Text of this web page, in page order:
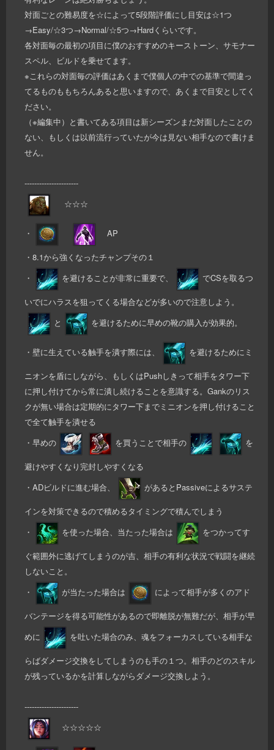
対面ごとの難易度を☆によって5段階評価にし目安は☆1つ
→Easy/☆3つ→Normal/☆5つ→Hardくらいです。
各対面毎の最初の項目に僕のおすすめのキーストーン、サモナー
スペル、ビルドを乗せてます。
※これらの対面毎の評価はあくまで僕個人の中での基準で間違っ
てるものももちろんあると思いますので、あくまで目安としてく
ださい。
（※編集中）と書いてある項目は新シーズンまだ対面したことの
ない、もしくは以前流行っていたが今は見ない相手なので書けま
せん。
----------------------
☆☆☆
・ AP
・8.1から強くなったチャンプその１
・
を避けることが非常に重要で、 でCSを取るつ
いでにハラスを狙ってくる場合などが多いので注意しよう。
と
を避けるために早めの靴の購入が効果的。
・壁に生えている触手を潰す際には、 を避けるためにミ
ニオンを盾にしながら、もしくはPushしきって相手をタワー下
に押し付けてから常に潰し続けることを意識する。Gankのリス
クが無い場合は定期的にタワー下までミニオンを押し付けること
で全て触手を潰せる
・早めの
を買うことで相手の を
避けやすくなり完封しやすくなる
・ADビルドに進む場合、
があるとPassiveによるサステ
インを対策できるので積めるタイミングで積んでしまう
・
を使った場合、当たった場合は をつかってす
ぐ範囲外に逃げてしまうのが吉、相手の有利な状況で戦闘を継続
しないこと。
・
が当たった場合は によって相手が多くのアド
バンテージを得る可能性があるので即離脱が無難だが、相手が早
めに
を吐いた場合のみ、魂をフォーカスしている相手な
らばダメージ交換をしてしまうのも手の１つ。相手のどのスキル
が残っているかを計算しながらダメージ交換しよう。
----------------------
☆☆☆☆☆